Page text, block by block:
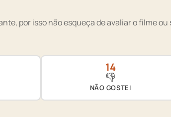
por isso não esqueça de avaliar o filme
14
👎
NÃO GOSTEI